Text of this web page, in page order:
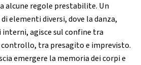
alcune regole prestabilite. Un
elementi diversi, dove la danza,
interni, agisce sul confine tra
tra presagito e imprevisto.
emergere la memoria dei corpi e